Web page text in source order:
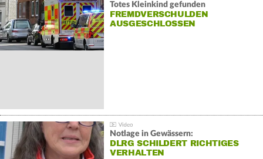
Totes Kleinkind gefunden
FREMDVERSCHULDEN
AUSGESCHLOSSEN
Notlage in Gewässern:
DLRG SCHILDERT RICHTIGES
VERHALTEN